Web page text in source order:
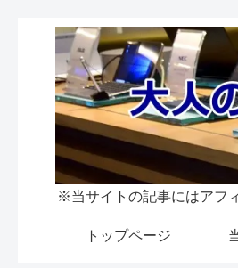
※当サイトの記事にはアフ
トップページ